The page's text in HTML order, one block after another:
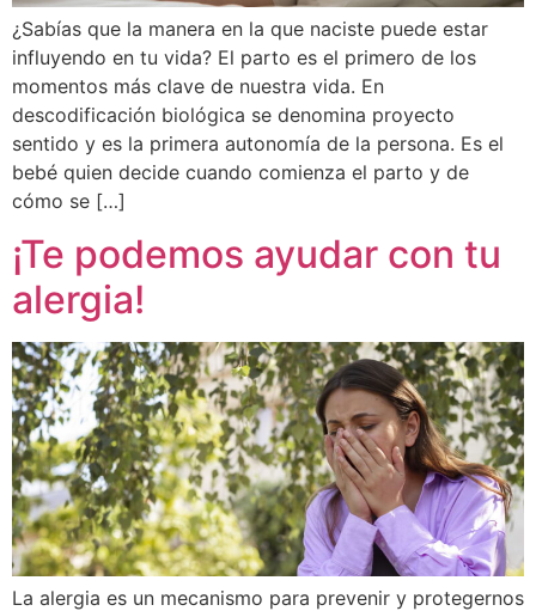
¿Sabías que la manera en la que naciste puede estar
influyendo en tu vida? El parto es el primero de los
momentos más clave de nuestra vida. En
descodificación biológica se denomina proyecto
sentido y es la primera autonomía de la persona. Es el
bebé quien decide cuando comienza el parto y de
cómo se […]
¡Te podemos ayudar con tu
alergia!
La alergia es un mecanismo para prevenir y protegernos